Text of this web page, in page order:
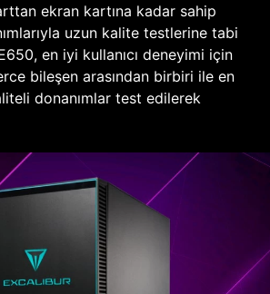
ekran kartına kadar sahip
uzun kalite testlerine tabi
en iyi kullanıcı deneyimi için
bileşen arasından birbiri ile en
donanımlar test edilerek